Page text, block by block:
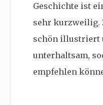
Geschichte ist
sehr kurzweilig.
schön illustriert
unterhaltsam,
empfehlen